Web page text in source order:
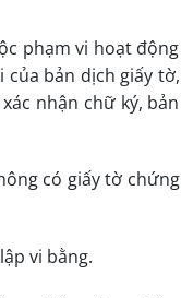
phạm vi hoạt động
bản dịch giấy tờ,
nhận chữ ký, bản
có giấy tờ chứng
vi bằng.